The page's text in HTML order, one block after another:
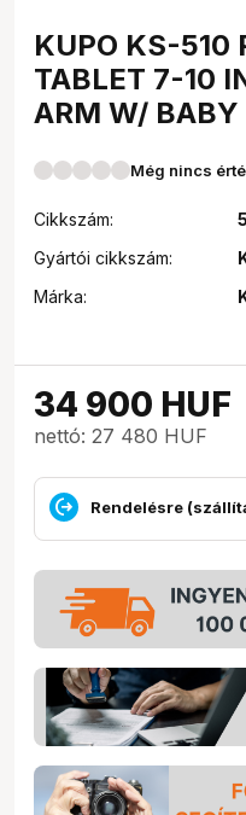
KUPO KS-510
TABLET 7-10
ARM W/ BABY
Még nincs
Cikkszám:
Gyártói cikkszám:
Márka:
34 900 HUF
nettó: 27 480 HUF
Rendelésre